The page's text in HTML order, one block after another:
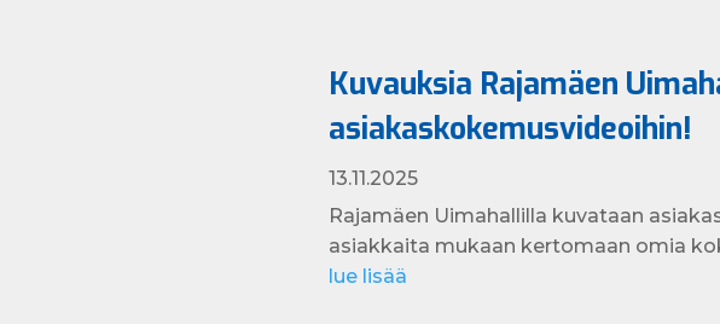
Kuvauksia Rajamäen
asiakaskokemusvideoihin!
13.11.2025
Rajamäen Uimahallilla kuvataan
asiakkaita mukaan kertomaan omia
lue lisää